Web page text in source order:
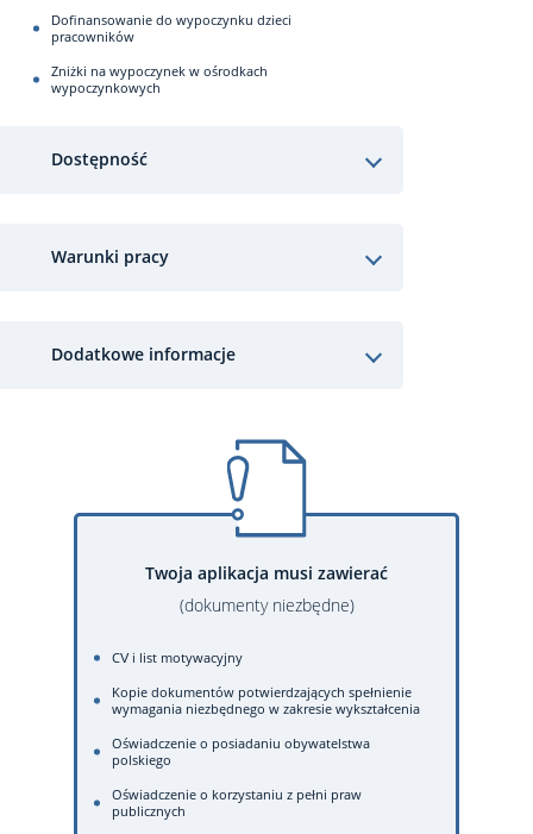
Dofinansowanie do wypoczynku dzieci
pracowników
Zniżki na wypoczynek w ośrodkach
wypoczynkowych
Dostępność
Warunki pracy
Dodatkowe informacje
Twoja aplikacja musi zawierać
(dokumenty niezbędne)
CV i list motywacyjny
Kopie dokumentów potwierdzających spełnienie
wymagania niezbędnego w zakresie wykształcenia
Oświadczenie o posiadaniu obywatelstwa
polskiego
Oświadczenie o korzystaniu z pełni praw
publicznych